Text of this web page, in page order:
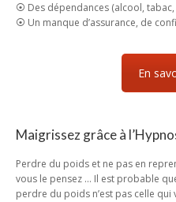
⦿ Des dépendances (alcool,
⦿ Un manque d’assurance, de
En
Maigrissez grâce à
Perdre du poids et ne pas en
vous le pensez … Il est probable
perdre du poids n’est pas celle